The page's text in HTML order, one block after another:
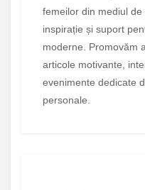
femeilor din mediul de
inspirație și suport
moderne. Promovăm
articole motivante,
evenimente dedicate
personale.